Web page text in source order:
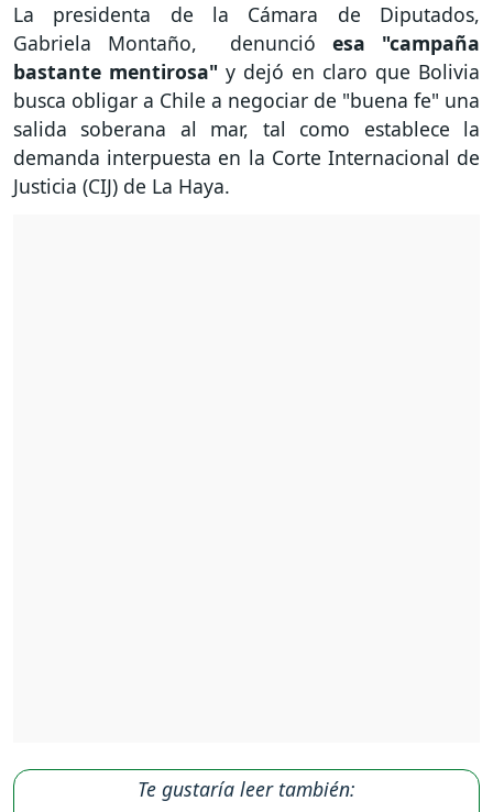
La presidenta de la Cámara de Diputados,
Gabriela Montaño, denunció esa "campaña
bastante mentirosa" y dejó en claro que Bolivia
busca obligar a Chile a negociar de "buena fe" una
salida soberana al mar, tal como establece la
demanda interpuesta en la Corte Internacional de
Justicia (CIJ) de La Haya.
Te gustaría leer también: